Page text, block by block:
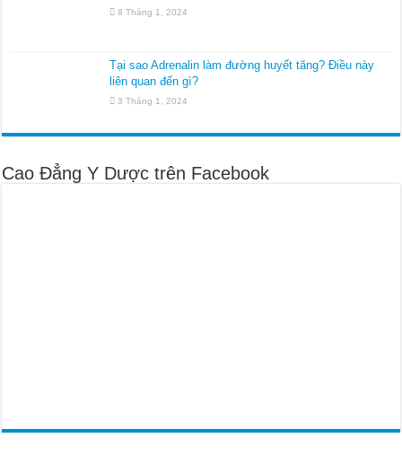
8 Tháng 1, 2024
Tại sao Adrenalin làm đường huyết tăng? Điều này
liên quan đến gì?
3 Tháng 1, 2024
Cao Đẳng Y Dược trên Facebook